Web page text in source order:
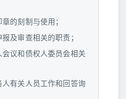
章的刻制与使用；
报及审查相关的职责；
会议和债权人委员会相关
人有关人员工作和回答询